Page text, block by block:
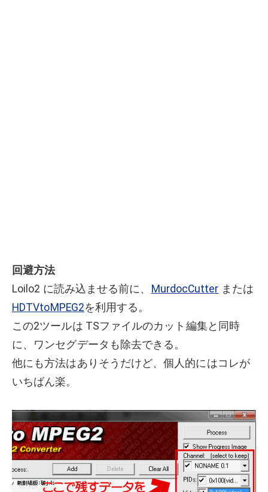
回避方法
Loilo2 に読み込ませる前に、 MurdocCutter または
HDTVtoMPEG2を利用する。
この2ツールは TSファイルのカット編集と同時
に、ワンセグデータも除去できる。
他にも方法はありそうだけど、個人的にはコレが
いちばん楽。